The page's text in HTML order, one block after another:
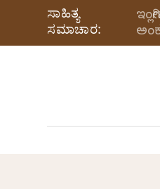
ಸಾಹಿತ್ಯ
ಸಮಾಚಾರ: